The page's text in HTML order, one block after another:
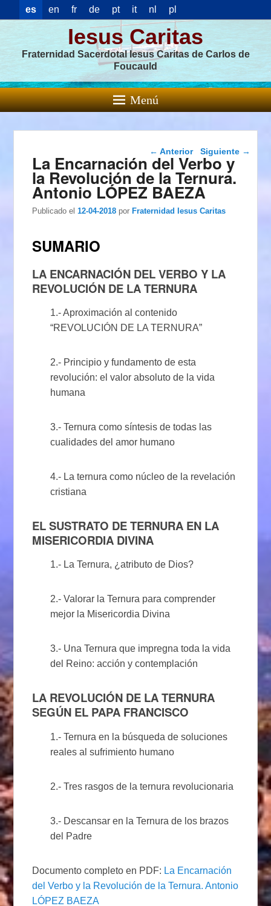
es en fr de pt it nl pl
Iesus Caritas
Fraternidad Sacerdotal Iesus Caritas de Carlos de
Foucauld
Menú
Navegación de
entradas
← Anterior Siguiente →
La Encarnación del Verbo y
la Revolución de la Ternura.
Antonio LÓPEZ BAEZA
Publicado el 12-04-2018 porFraternidad Iesus Caritas
SUMARIO
LA ENCARNACIÓN DEL VERBO Y LA
REVOLUCIÓN DE LA TERNURA
1.- Aproximación al contenido
“REVOLUCIÓN DE LA TERNURA”
2.- Principio y fundamento de esta
revolución: el valor absoluto de la vida
humana
3.- Ternura como síntesis de todas las
cualidades del amor humano
4.- La ternura como núcleo de la revelación
cristiana
EL SUSTRATO DE TERNURA EN LA
MISERICORDIA DIVINA
1.- La Ternura, ¿atributo de Dios?
2.- Valorar la Ternura para comprender
mejor la Misericordia Divina
3.- Una Ternura que impregna toda la vida
del Reino: acción y contemplación
LA REVOLUCIÓN DE LA TERNURA
SEGÚN EL PAPA FRANCISCO
1.- Ternura en la búsqueda de soluciones
reales al sufrimiento humano
2.- Tres rasgos de la ternura revolucionaria
3.- Descansar en la Ternura de los brazos
del Padre
Documento completo en PDF: La Encarnación
del Verbo y la Revolución de la Ternura. Antonio
LÓPEZ BAEZA